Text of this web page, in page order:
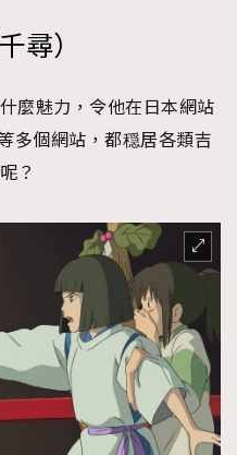
尋）
麼魅力，令他在日本網站
多個網站，都穏居各類吉
？